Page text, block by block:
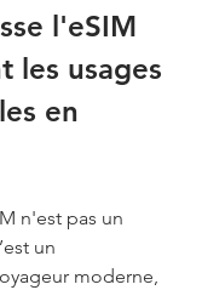
l'eSIM
les usages
en
n'est pas un
un
moderne,